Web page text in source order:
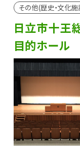
その他(歴史・文化
日立市十王
目的ホール